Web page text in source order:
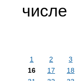
числе
1 2 3
16
17 18